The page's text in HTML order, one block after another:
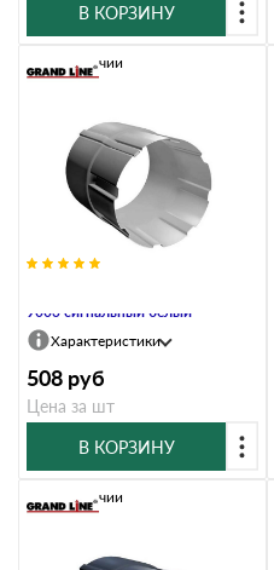
В КОРЗИНУ
9003 сигнальный белый
В наличии
Характеристики
508 руб
Цена за шт
В КОРЗИНУ
В наличии